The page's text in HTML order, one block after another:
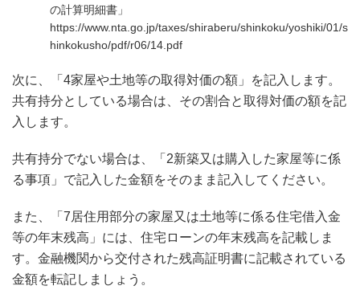
の計算明細書」
https://www.nta.go.jp/taxes/shiraberu/shinkoku/yoshiki/01/s
hinkokusho/pdf/r06/14.pdf
次に、「4家屋や土地等の取得対価の額」を記入します。
共有持分としている場合は、その割合と取得対価の額を記
入します。
共有持分でない場合は、「2新築又は購入した家屋等に係
る事項」で記入した金額をそのまま記入してください。
また、「7居住用部分の家屋又は土地等に係る住宅借入金
等の年末残高」には、住宅ローンの年末残高を記載しま
す。金融機関から交付された残高証明書に記載されている
金額を転記しましょう。